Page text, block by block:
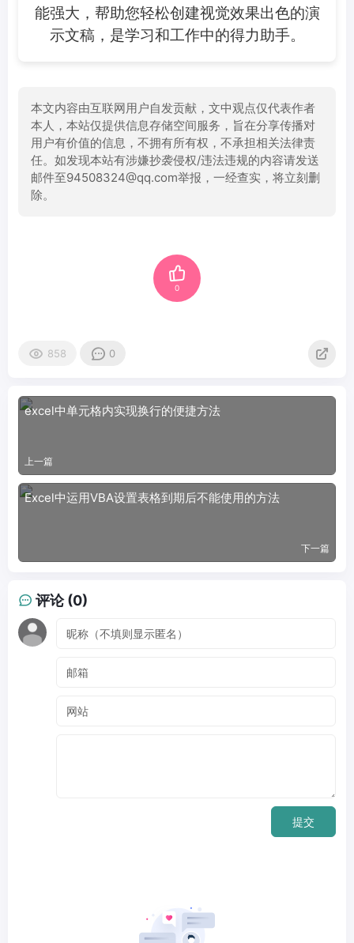
能强大，帮助您轻松创建视觉效果出色的演
示文稿，是学习和工作中的得力助手。
本文内容由互联网用户自发贡献，文中观点仅代表作者
本人，本站仅提供信息存储空间服务，旨在分享传播对
用户有价值的信息，不拥有所有权，不承担相关法律责
任。如发现本站有涉嫌抄袭侵权/违法违规的内容请发送
邮件至94508324@qq.com举报，一经查实，将立刻删
除。
0
858 0
excel中单元格内实现换行的便捷方法
上一篇
Excel中运用VBA设置表格到期后不能使用的方法
下一篇
评论 (0)
提交